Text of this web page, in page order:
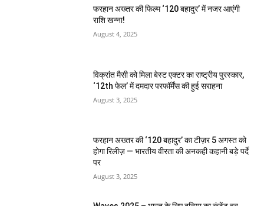
फरहान अख्तर की फिल्म ‘120 बहादुर’ में नजर आएंगी
राशि खन्ना!
August 4, 2025
विक्रांत मैसी को मिला बेस्ट एक्टर का राष्ट्रीय पुरस्कार,
‘12th फेल’ में दमदार परफॉर्मेंस की हुई सराहना
August 3, 2025
फरहान अख्तर की ‘120 बहादुर’ का टीज़र 5 अगस्त को
होगा रिलीज़ — भारतीय वीरता की अनकही कहानी बड़े पर्दे
पर
August 3, 2025